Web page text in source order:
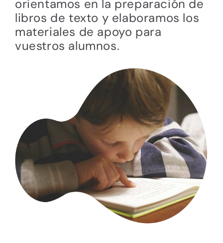
orientamos en la preparación de
libros de texto y elaboramos los
materiales de apoyo para
vuestros alumnos.